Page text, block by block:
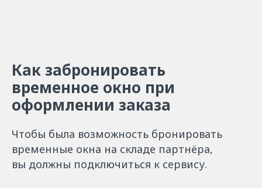
Как забронировать
временное окно при
оформлении заказа
Чтобы была возможность бронировать
временные окна на складе партнёра,
вы должны подключиться к сервису.